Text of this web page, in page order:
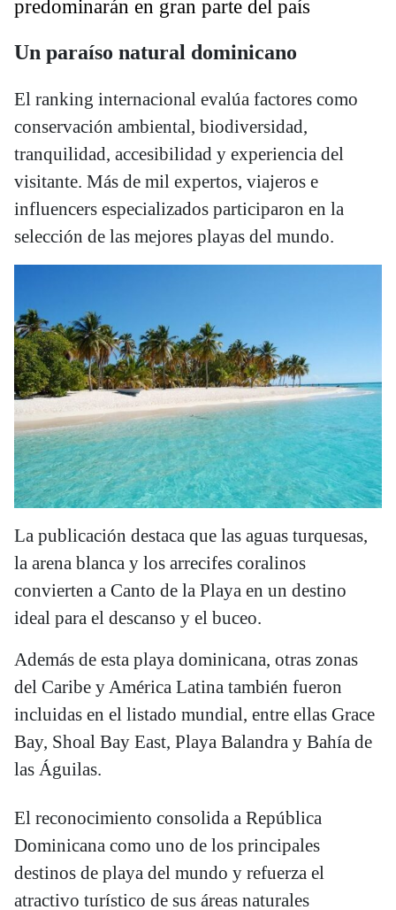
predominarán en gran parte del país
Un paraíso natural dominicano
El ranking internacional evalúa factores como
conservación ambiental, biodiversidad,
tranquilidad, accesibilidad y experiencia del
visitante. Más de mil expertos, viajeros e
influencers especializados participaron en la
selección de las mejores playas del mundo.
La publicación destaca que las aguas turquesas,
la arena blanca y los arrecifes coralinos
convierten a Canto de la Playa en un destino
ideal para el descanso y el buceo.
Además de esta playa dominicana, otras zonas
del Caribe y América Latina también fueron
incluidas en el listado mundial, entre ellas Grace
Bay, Shoal Bay East, Playa Balandra y Bahía de
las Águilas.
El reconocimiento consolida a República
Dominicana como uno de los principales
destinos de playa del mundo y refuerza el
atractivo turístico de sus áreas naturales